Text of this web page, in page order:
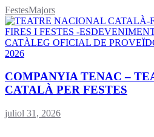
FestesMajors
CATÀLEG OFICIAL DE
2026
COMPANYIA TENAC –
CATALÀ PER FESTES
juliol 31, 2026